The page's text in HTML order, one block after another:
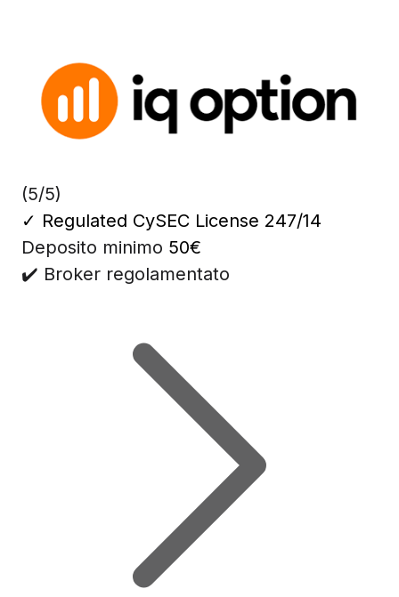
(5/5)
✓ Regulated CySEC License 247/14
Deposito minimo 50€
✔️ Broker regolamentato